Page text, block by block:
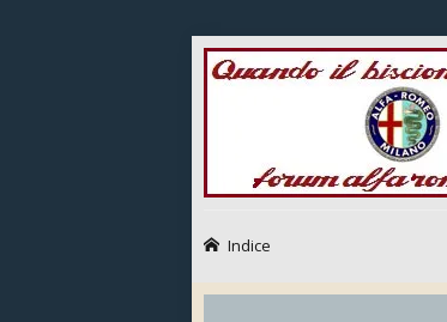
Indice